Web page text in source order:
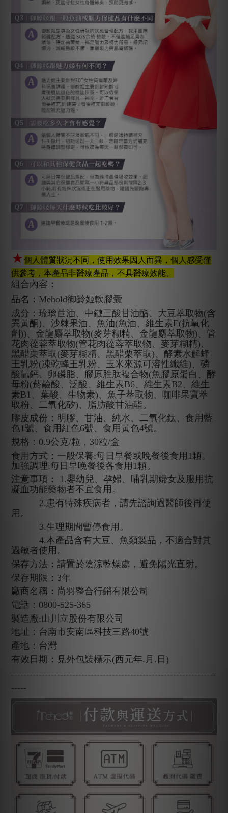
★個人體質狀況不同，使用效果因人而異，個人感受僅
供參考，本產品非醫療產品，不具醫療效能。
組合內容：
品名：Mehold御齡姬軟膠囊
成分：琉璃苣油、中鏈三酸甘油酯、大豆萃取物(含
異黃酮)、沙棘果油、魚油(魚油、維生素E(抗氧化
劑))、金龍麝萃取物(麥芽糊精、金龍麝萃取物)、管
花肉蓯蓉萃取物(管花肉蓯蓉萃取物、麥芽糊精)、
黑醋栗萃取(麥芽糊精、黑醋栗萃取)、酵素水解蜂
王乳粉(凍乾蜂王乳粉、玉米來源可溶性纖維)、磷
酸氫鈣、卵磷脂、膠原胜肽複合物(魚膠原蛋白、酵
母粉(菸鹼酸、泛酸、維生素B6、維生素B2、維生
素B1、葉酸、生物素)、魚子萃取物、咖啡果實萃
取粉、二氧化矽)、脂肪酸甘油酯。
膠皮成份：明膠、甘油、純水、二氧化鈦、食用藍
色1號、食用紅色6號、食用黃色4號。
規格：0.9公克/粒，30粒/盒
食用方式：一般保養:每日早餐或晚餐後食用1顆。
加強調理:每日早晚餐後各食用1顆。
注意事項： 1.嬰幼兒、孕婦、哺乳期婦女及服用抗
凝血功能藥物者不宜食用。
2.患有特殊疾病者，請先諮詢過醫師後再使
用。
3.生理期間暫停食用。
4.本產品含有大豆、魚類製品，不適合對其
過敏者使用。
保存方法：請置於陰涼乾燥處，避免陽光直射。
保存期限：3年
廠商名稱：尚羽整合行銷有限公司
電話：0800-525-365
製造廠:山川立股份有限公司
地址：台南市安南區科技三路40號
產地：台灣
有效日期：見外包裝標示(西元年.月.日)
-------------------------------------------------------------------
-----